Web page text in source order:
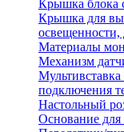
Крышка блока
Крышка для
Материалы
Механизм
подключения
Настольный
Основание